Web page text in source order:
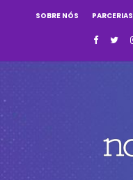
SOBRE NÓS PARCERIAS